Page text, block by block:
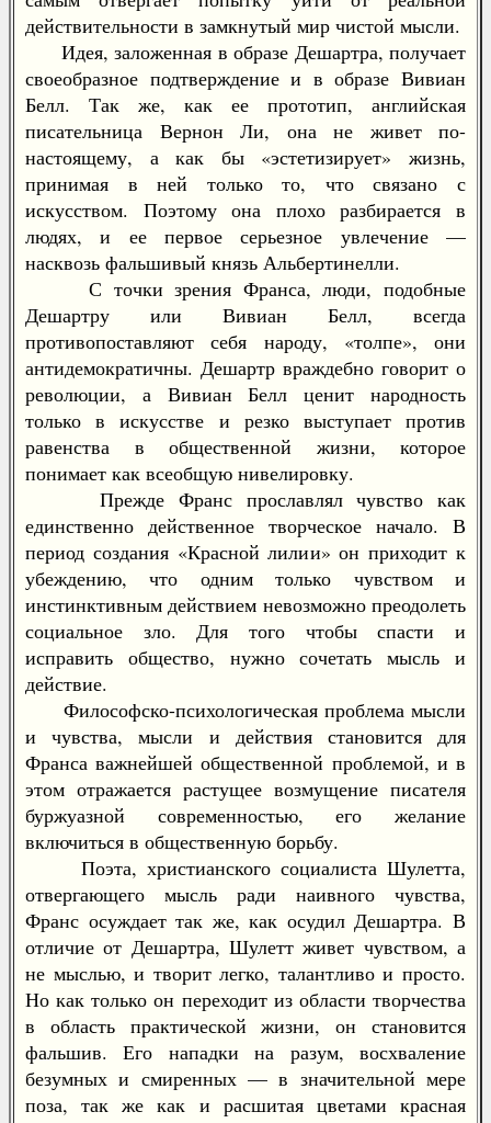
действительности в замкнутый мир чистой мысли.
Идея, заложенная в образе Дешартра, получает
своеобразное подтверждение и в образе Вивиан
Белл. Так же, как ее прототип, английская
писательница Вернон Ли, она не живет по-
настоящему, а как бы «эстетизирует» жизнь,
принимая в ней только то, что связано с
искусством. Поэтому она плохо разбирается в
людях, и ее первое серьезное увлечение —
насквозь фальшивый князь Альбертинелли.
С точки зрения Франса, люди, подобные
Дешартру или Вивиан Белл, всегда
противопоставляют себя народу, «толпе», они
антидемократичны. Дешартр враждебно говорит о
революции, а Вивиан Белл ценит народность
только в искусстве и резко выступает против
равенства в общественной жизни, которое
понимает как всеобщую нивелировку.
Прежде Франс прославлял чувство как
единственно действенное творческое начало. В
период создания «Красной лилии» он приходит к
убеждению, что одним только чувством и
инстинктивным действием невозможно преодолеть
социальное зло. Для того чтобы спасти и
исправить общество, нужно сочетать мысль и
действие.
Философско-психологическая проблема мысли
и чувства, мысли и действия становится для
Франса важнейшей общественной проблемой, и в
этом отражается растущее возмущение писателя
буржуазной современностью, его желание
включиться в общественную борьбу.
Поэта, христианского социалиста Шулетта,
отвергающего мысль ради наивного чувства,
Франс осуждает так же, как осудил Дешартра. В
отличие от Дешартра, Шулетт живет чувством, а
не мыслью, и творит легко, талантливо и просто.
Но как только он переходит из области творчества
в область практической жизни, он становится
фальшив. Его нападки на разум, восхваление
безумных и смиренных — в значительной мере
поза, так же как и расшитая цветами красная